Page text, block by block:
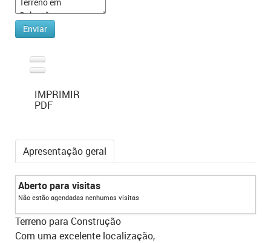
IMPRIMIR
PDF
Apresentação geral
Aberto para visitas
Não estão agendadas nenhumas visitas
Terreno para Construção
Com uma excelente localização,